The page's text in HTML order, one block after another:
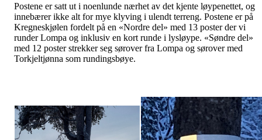
Postene er satt ut i noenlunde nærhet av det kjente løypenettet, og
innebærer ikke alt for mye klyving i ulendt terreng. Postene er på
Kregneskjølen fordelt på en «Nordre del» med 13 poster der vi
runder Lompa og inklusiv en kort runde i lysløype. «Søndre del»
med 12 poster strekker seg sørover fra Lompa og sørover med
Torkjeltjønna som rundingsbøye.